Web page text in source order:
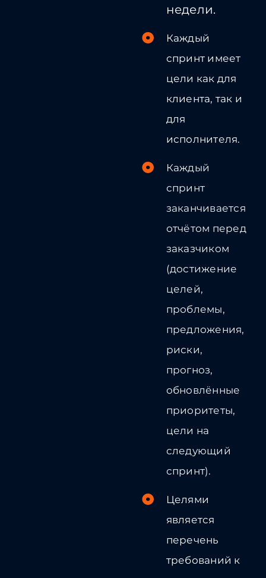
недели.
Каждый
спринт имеет
цели как для
клиента, так и
для
исполнителя.
Каждый
спринт
заканчивается
отчётом перед
заказчиком
(достижение
целей,
проблемы,
предложения,
риски,
прогноз,
обновлённые
приоритеты,
цели на
следующий
спринт).
Целями
является
перечень
требований к